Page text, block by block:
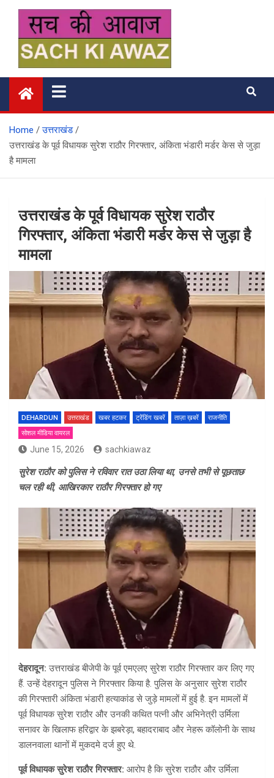
content
सच की आवाज
Home
उत्तराखंड
उत्तराखंड के पूर्व विधायक सुरेश राठौर गिरफ्तार, अंकिता भंडारी मर्डर केस से जुड़ा
है मामला
उत्तराखंड के पूर्व विधायक सुरेश राठौर
गिरफ्तार, अंकिता भंडारी मर्डर केस से जुड़ा है
मामला
DEHARDUN उत्तराखंड खबर हटकर ट्रेंडिंग खबरें ताज़ा ख़बरें
राजनीति
सोशल मीडिया वायरल
June 15, 2026 sachkiawaz
सुरेश राठौर को पुलिस ने रविवार रात उठा लिया था, उनसे तभी से पूछताछ
चल रही थी, आखिरकार राठौर गिरफ्तार हो गए
देहरादून: उत्तराखंड बीजेपी के पूर्व एमएलए सुरेश राठौर गिरफ्तार कर लिए गए
हैं. उन्हें देहरादून पुलिस ने गिरफ्तार किया है. पुलिस के अनुसार सुरेश राठौर
की गिरफ्तारी अंकिता भंडारी हत्याकांड से जुड़े मामलों में हुई है. इन मामलों में
पूर्व विधायक सुरेश राठौर और उनकी कथित पत्नी और अभिनेत्री उर्मिला
सनावर के खिलाफ हरिद्वार के झबरेड़ा, बहादराबाद और नेहरू कॉलोनी के साथ
डालनवाला थानों में मुकदमे दर्ज हुए थे.
पूर्व विधायक सुरेश राठौर गिरफ्तार: आरोप है कि सुरेश राठौर और उर्मिला